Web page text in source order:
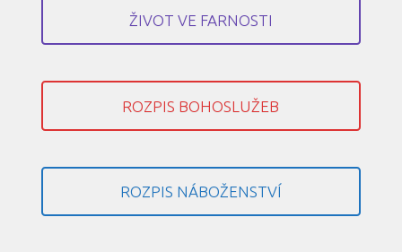
ŽIVOT VE FARNOSTI
ROZPIS BOHOSLUŽEB
ROZPIS NÁBOŽENSTVÍ